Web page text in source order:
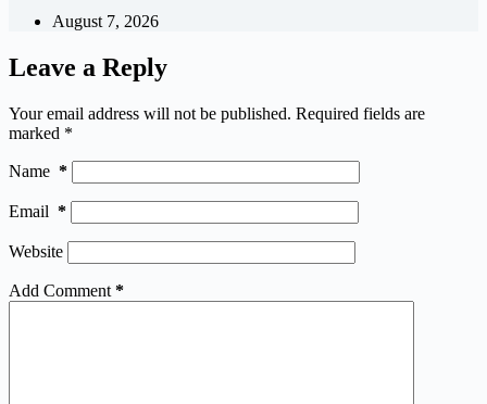
August 7, 2026
Leave a Reply
Your email address will not be published. Required fields are
marked *
Name *
Email *
Website
Add Comment *